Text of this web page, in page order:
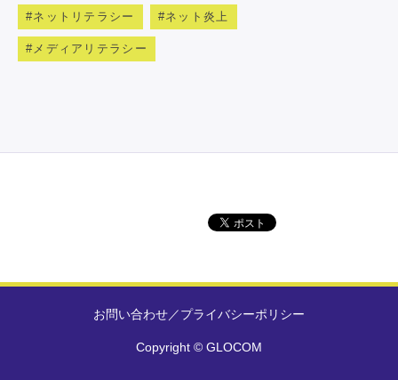
ネットリテラシー ネット炎上
メディアリテラシー
お問い合わせ／プライバシーポリシー
Copyright © GLOCOM